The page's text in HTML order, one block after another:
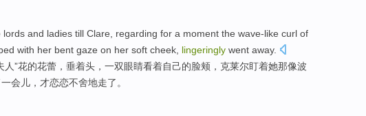
lords and ladies till Clare , regarding for a moment the wave-like curl of
with her bent gaze on her soft cheek lingeringly went away.
人”花的花蕾 ，垂着头，一双眼睛看着自己的脸颊 ，克莱尔盯着她那像波
一会儿 ，才恋恋不舍地走了。